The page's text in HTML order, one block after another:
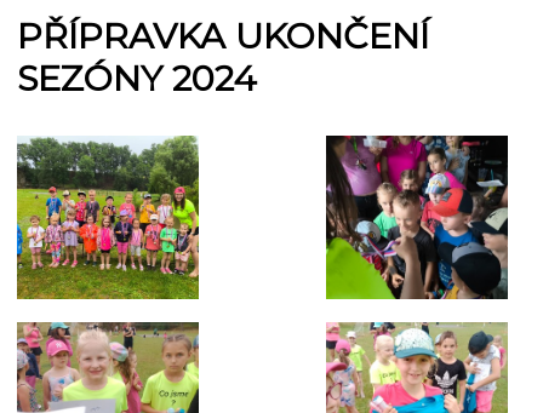
PŘÍPRAVKA UKONČENÍ
SEZÓNY 2024